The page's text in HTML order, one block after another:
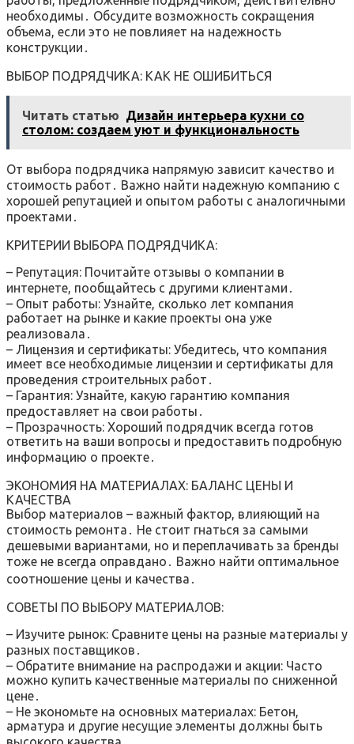
необходимы․ Обсудите возможность сокращения
объема, если это не повлияет на надежность
конструкции․
ВЫБОР ПОДРЯДЧИКА: КАК НЕ ОШИБИТЬСЯ
Читать статью Дизайн интерьера кухни со
столом: создаем уют и функциональность
От выбора подрядчика напрямую зависит качество и
стоимость работ․ Важно найти надежную компанию с
хорошей репутацией и опытом работы с аналогичными
проектами․
КРИТЕРИИ ВЫБОРА ПОДРЯДЧИКА:
– Репутация: Почитайте отзывы о компании в
интернете, пообщайтесь с другими клиентами․
– Опыт работы: Узнайте, сколько лет компания
работает на рынке и какие проекты она уже
реализовала․
– Лицензия и сертификаты: Убедитесь, что компания
имеет все необходимые лицензии и сертификаты для
проведения строительных работ․
– Гарантия: Узнайте, какую гарантию компания
предоставляет на свои работы․
– Прозрачность: Хороший подрядчик всегда готов
ответить на ваши вопросы и предоставить подробную
информацию о проекте․
ЭКОНОМИЯ НА МАТЕРИАЛАХ: БАЛАНС ЦЕНЫ И
КАЧЕСТВА
Выбор материалов – важный фактор, влияющий на
стоимость ремонта․ Не стоит гнаться за самыми
дешевыми вариантами, но и переплачивать за бренды
тоже не всегда оправдано․ Важно найти оптимальное
соотношение цены и качества․
СОВЕТЫ ПО ВЫБОРУ МАТЕРИАЛОВ:
– Изучите рынок: Сравните цены на разные материалы у
разных поставщиков․
– Обратите внимание на распродажи и акции: Часто
можно купить качественные материалы по сниженной
цене․
– Не экономьте на основных материалах: Бетон,
арматура и другие несущие элементы должны быть